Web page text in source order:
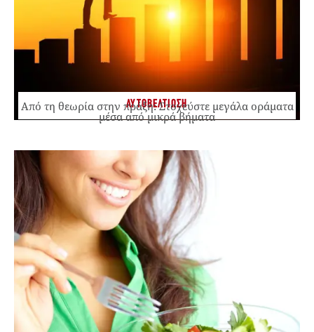
ΑΥΤΟΒΕΛΤΙΩΣΗ
Από τη θεωρία στην πράξη: Στοχεύστε μεγάλα οράματα
μέσα από μικρά βήματα